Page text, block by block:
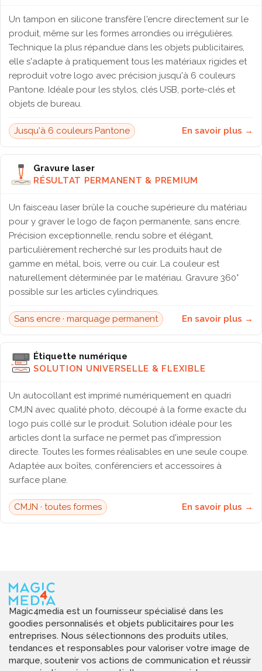
Un tampon en silicone transfère l'encre directement sur le
produit, même sur les formes arrondies ou irrégulières.
Technique la plus répandue dans les objets publicitaires,
elle s'adapte à pratiquement tous les matériaux rigides et
reproduit votre logo avec précision jusqu'à 6 couleurs
Pantone. Idéale pour les stylos, clés USB, porte-clés et
objets de bureau.
Jusqu'à 6 couleurs Pantone En savoir plus →
Gravure laser
RÉSULTAT PERMANENT & PREMIUM
Un faisceau laser brûle la couche supérieure du matériau
pour y graver le logo de façon permanente, sans encre.
Précision exceptionnelle, rendu sobre et élégant,
particulièrement recherché sur les produits haut de
gamme en métal, bois, verre ou cuir. La couleur est
naturellement déterminée par le matériau. Gravure 360°
possible sur les articles cylindriques.
Sans encre · marquage permanent En savoir plus →
Étiquette numérique
SOLUTION UNIVERSELLE & FLEXIBLE
Un autocollant est imprimé numériquement en quadri
CMJN avec qualité photo, découpé à la forme exacte du
logo puis collé sur le produit. Solution idéale pour les
articles dont la surface ne permet pas d'impression
directe. Toutes les formes réalisables en une seule coupe.
Adaptée aux boîtes, conférenciers et accessoires à
surface plane.
CMJN · toutes formes En savoir plus →
Magic4media est un fournisseur spécialisé dans les
goodies personnalisés et objets publicitaires pour les
entreprises. Nous sélectionnons des produits utiles,
tendances et responsables pour valoriser votre image de
marque, soutenir vos actions de communication et réussir